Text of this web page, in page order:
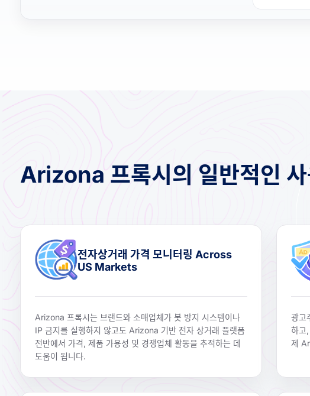
Arizona 프록시의 일반적인 사
전자상거래 가격 모니터링 Across
US Markets
Arizona 프록시는 브랜드와 소매업체가 봇 방지 시스템이나
IP 금지를 실행하지 않고도 Arizona 기반 전자 상거래 플랫폼
전반에서 가격, 제품 가용성 및 경쟁업체 활동을 추적하는 데
도움이 됩니다.
광고
하고
제